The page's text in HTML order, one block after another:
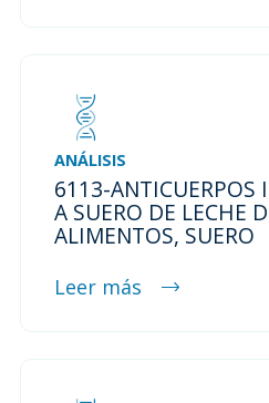
ANÁLISIS
6113-ANTICUERPOS
A SUERO DE LECHE
ALIMENTOS, SUERO
Leer más